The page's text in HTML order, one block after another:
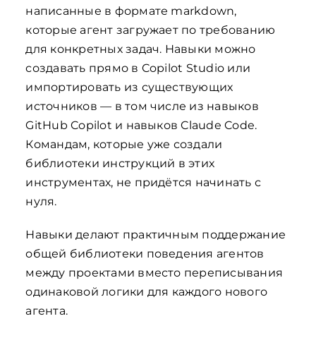
написанные в формате markdown,
которые агент загружает по требованию
для конкретных задач. Навыки можно
создавать прямо в Copilot Studio или
импортировать из существующих
источников — в том числе из навыков
GitHub Copilot и навыков Claude Code.
Командам, которые уже создали
библиотеки инструкций в этих
инструментах, не придётся начинать с
нуля.
Навыки делают практичным поддержание
общей библиотеки поведения агентов
между проектами вместо переписывания
одинаковой логики для каждого нового
агента.